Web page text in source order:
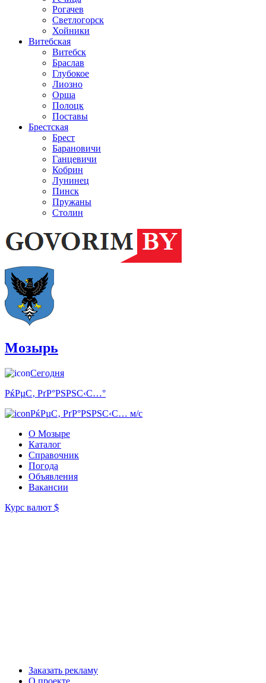
Рогачев
Светлогорск
Хойники
Витебская
Витебск
Браслав
Глубокое
Лиозно
Орша
Полоцк
Поставы
Брестская
Брест
Барановичи
Ганцевичи
Кобрин
Лунинец
Пинск
Пружаны
Столин
Мозырь
Сегодня
РќРµС‚ РґР°РЅРЅС‹С…°
РќРµС‚ РґР°РЅРЅС‹С… м/с
О Мозыре
Каталог
Справочник
Погода
Объявления
Вакансии
Курс валют $
Заказать рекламу
О проекте